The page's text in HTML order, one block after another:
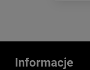
Informacje